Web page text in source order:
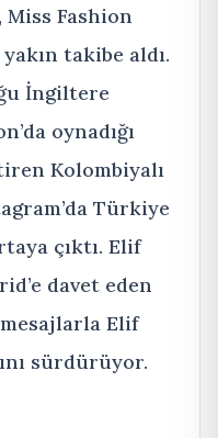
Miss Fashion
takibe aldı.
İngiltere
oynadığı
Kolombiyalı
Türkiye
çıktı. Elif
davet eden
mesajlarla Elif
sürdürüyor.